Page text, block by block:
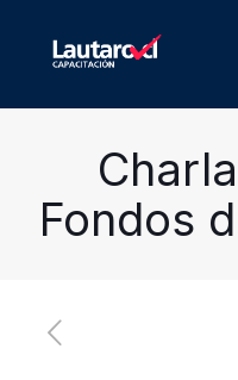
Fondos